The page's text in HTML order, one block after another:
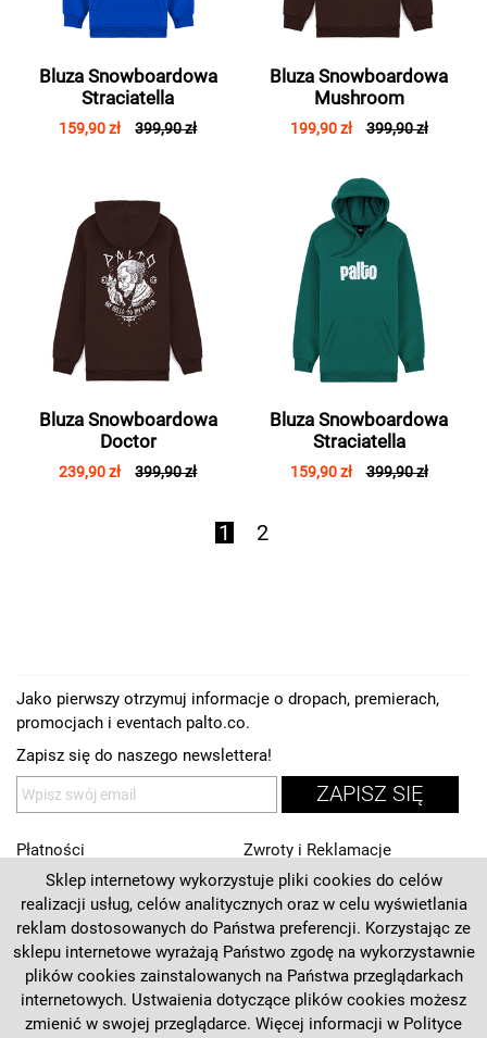
Sklep internetowy wykorzystuje pliki cookies do celów
realizacji usług, celów analitycznych oraz w celu wyświetlania
reklam dostosowanych do Państwa preferencji. Korzystając ze
sklepu internetowe wyrażają Państwo zgodę na wykorzystawnie
plików cookies zainstalowanych na Państwa przeglądarkach
internetowych. Ustwaienia dotyczące plików cookies możesz
zmienić w swojej przeglądarce. Więcej informacji w Polityce
Bluza Snowboardowa
Straciatella
159,90 zł 399,90 zł
Bluza Snowboardowa
Mushroom
199,90 zł 399,90 zł
Bluza Snowboardowa
Doctor
239,90 zł 399,90 zł
Bluza Snowboardowa
Straciatella
159,90 zł 399,90 zł
1 2
Jako pierwszy otrzymuj informacje o dropach, premierach,
promocjach i eventach palto.co.
Zapisz się do naszego newslettera!
ZAPISZ SIĘ
Płatności
Regulamin
Polityka prywatności
Deklaracja dostępności
Zwroty i Reklamacje
Kontakt
O nas
+48 537 125 270